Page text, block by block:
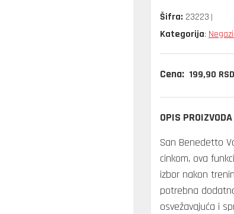
Šifra: 23223
Kategorija:
Cena: 199,90 RSD
OPIS PROIZVODA
San Benedetto
cinkom, ova
izbor nakon
potrebna
osvežavajuća i